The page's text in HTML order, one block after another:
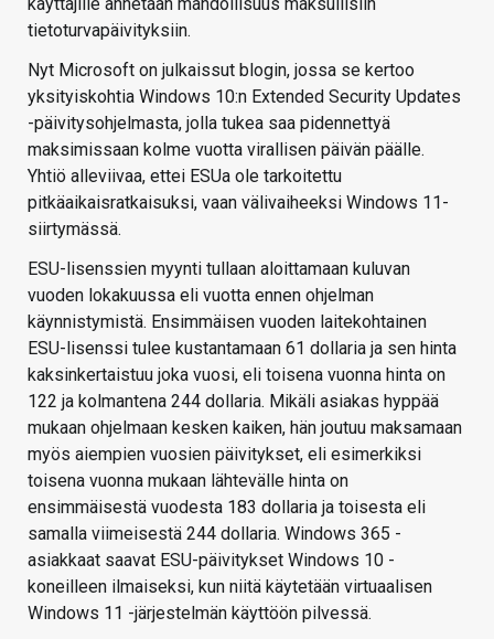
tietoturvapäivityksiin.
Nyt Microsoft on julkaissut blogin, jossa se kertoo
yksityiskohtia Windows 10:n Extended Security Updates
-päivitysohjelmasta, jolla tukea saa pidennettyä
maksimissaan kolme vuotta virallisen päivän päälle.
Yhtiö alleviivaa, ettei ESUa ole tarkoitettu
pitkäaikaisratkaisuksi, vaan välivaiheeksi Windows 11-
siirtymässä.
ESU-lisenssien myynti tullaan aloittamaan kuluvan
vuoden lokakuussa eli vuotta ennen ohjelman
käynnistymistä. Ensimmäisen vuoden laitekohtainen
ESU-lisenssi tulee kustantamaan 61 dollaria ja sen hinta
kaksinkertaistuu joka vuosi, eli toisena vuonna hinta on
122 ja kolmantena 244 dollaria. Mikäli asiakas hyppää
mukaan ohjelmaan kesken kaiken, hän joutuu maksamaan
myös aiempien vuosien päivitykset, eli esimerkiksi
toisena vuonna mukaan lähtevälle hinta on
ensimmäisestä vuodesta 183 dollaria ja toisesta eli
samalla viimeisestä 244 dollaria. Windows 365 -
asiakkaat saavat ESU-päivitykset Windows 10 -
koneilleen ilmaiseksi, kun niitä käytetään virtuaalisen
Windows 11 -järjestelmän käyttöön pilvessä.